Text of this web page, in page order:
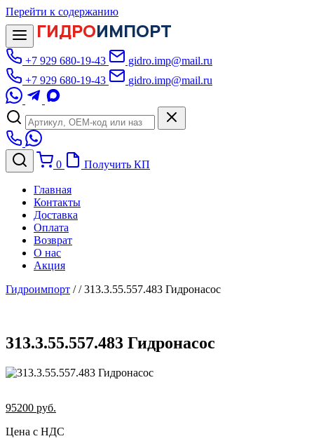
Перейти к содержанию
ГИДРОИМПОРТ
+7 929 680-19-43
gidro.imp@mail.ru
+7 929 680-19-43
gidro.imp@mail.ru
0 Получить КП
Главная
Контакты
Доставка
Оплата
Возврат
О нас
Акция
Гидроимпорт //313.3.55.557.483 Гидронасос
313.3.55.557.483 Гидронасос
95200 руб.
Цена с НДС